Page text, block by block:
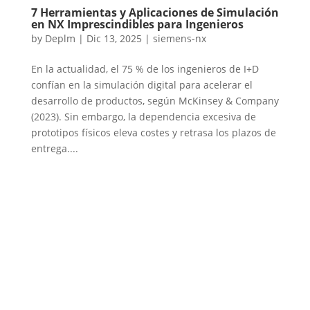
7 Herramientas y Aplicaciones de Simulación
en NX Imprescindibles para Ingenieros
by Deplm | Dic 13, 2025 | siemens-nx
En la actualidad, el 75 % de los ingenieros de I+D
confían en la simulación digital para acelerar el
desarrollo de productos, según McKinsey & Company
(2023). Sin embargo, la dependencia excesiva de
prototipos físicos eleva costes y retrasa los plazos de
entrega....